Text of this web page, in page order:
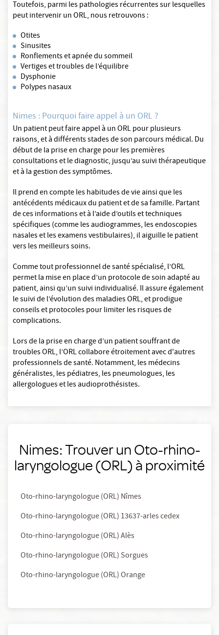
Toutefois, parmi les pathologies récurrentes sur lesquelles
peut intervenir un ORL, nous retrouvons :
Otites
Sinusites
Ronflements et apnée du sommeil
Vertiges et troubles de l’équilibre
Dysphonie
Polypes nasaux
Nimes : Pourquoi faire appel à un ORL ?
Un patient peut faire appel à un ORL pour plusieurs
raisons, et à différents stades de son parcours médical. Du
début de la prise en charge pour les premières
consultations et le diagnostic, jusqu’au suivi thérapeutique
et à la gestion des symptômes.
Il prend en compte les habitudes de vie ainsi que les
antécédents médicaux du patient et de sa famille. Partant
de ces informations et à l’aide d’outils et techniques
spécifiques (comme les audiogrammes, les endoscopies
nasales et les examens vestibulaires), il aiguille le patient
vers les meilleurs soins.
Comme tout professionnel de santé spécialisé, l’ORL
permet la mise en place d’un protocole de soin adapté au
patient, ainsi qu’un suivi individualisé. Il assure également
le suivi de l’évolution des maladies ORL, et prodigue
conseils et protocoles pour limiter les risques de
complications.
Lors de la prise en charge d’un patient souffrant de
troubles ORL, l’ORL collabore étroitement avec d'autres
professionnels de santé. Notamment, les médecins
généralistes, les pédiatres, les pneumologues, les
allergologues et les audioprothésistes.
Nimes: Trouver un Oto-rhino-
laryngologue (ORL) à proximité
Oto-rhino-laryngologue (ORL) Nîmes
Oto-rhino-laryngologue (ORL) 13637-arles cedex
Oto-rhino-laryngologue (ORL) Alès
Oto-rhino-laryngologue (ORL) Sorgues
Oto-rhino-laryngologue (ORL) Orange